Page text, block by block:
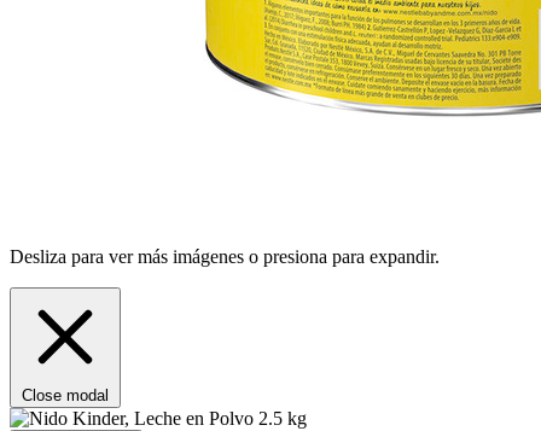
Desliza para ver más imágenes o presiona para expandir.
Close modal